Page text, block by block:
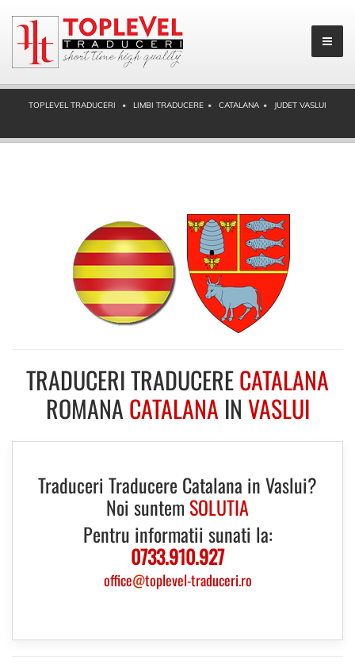
TOPLEVEL TRADUCERI LIMBI TRADUCERE CATALANA JUDET VASLUI
TRADUCERI TRADUCERECATALANA
ROMANA CATALANA IN VASLUI
Traduceri Traducere Catalana in Vaslui?
Noi suntem SOLUTIA
Pentru informatii sunati la:
0733.910.927
office@toplevel-traduceri.ro